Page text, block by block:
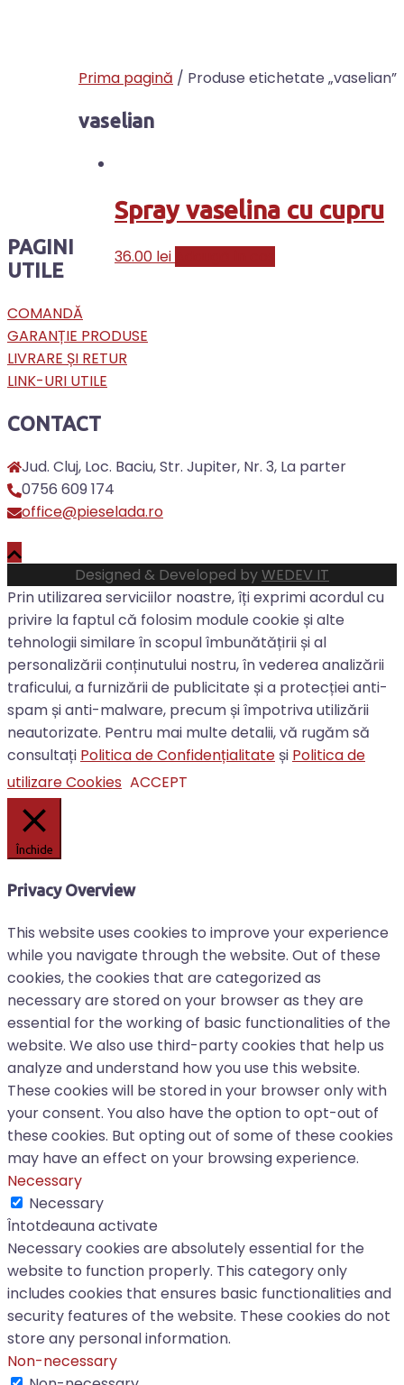
Prima pagină / Produse etichetate „vaselian”
vaselian
Spray vaselina cu cupru
36.00 lei
PAGINI
UTILE
COMANDĂ
GARANȚIE PRODUSE
LIVRARE ȘI RETUR
LINK-URI UTILE
CONTACT
Jud. Cluj, Loc. Baciu, Str. Jupiter, Nr. 3, La parter
0756 609 174
office@pieselada.ro
Designed & Developed byWEDEV IT
Prin utilizarea serviciilor noastre, îți exprimi acordul cu
privire la faptul că folosim module cookie și alte
tehnologii similare în scopul îmbunătățirii și al
personalizării conținutului nostru, în vederea analizării
traficului, a furnizării de publicitate și a protecției anti-
spam și anti-malware, precum și împotriva utilizării
neautorizate. Pentru mai multe detalii, vă rugăm să
consultați Politica de Confidențialitate și Politica de
utilizare Cookies ACCEPT
Închide
Privacy Overview
This website uses cookies to improve your experience
while you navigate through the website. Out of these
cookies, the cookies that are categorized as
necessary are stored on your browser as they are
essential for the working of basic functionalities of the
website. We also use third-party cookies that help us
analyze and understand how you use this website.
These cookies will be stored in your browser only with
your consent. You also have the option to opt-out of
these cookies. But opting out of some of these cookies
may have an effect on your browsing experience.
Necessary
Necessary
Întotdeauna activate
Necessary cookies are absolutely essential for the
website to function properly. This category only
includes cookies that ensures basic functionalities and
security features of the website. These cookies do not
store any personal information.
Non-necessary